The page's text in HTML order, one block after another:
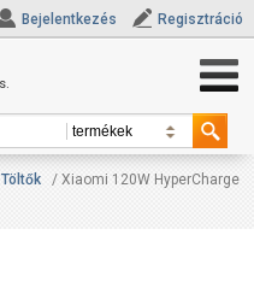
Bejelentkezés Regisztráció
Töltők
/ Xiaomi 120W HyperCharge